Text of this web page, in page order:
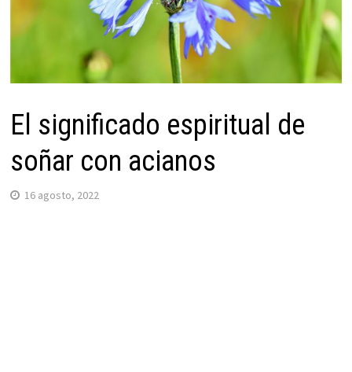
El significado espiritual de
soñar con acianos
16 agosto, 2022